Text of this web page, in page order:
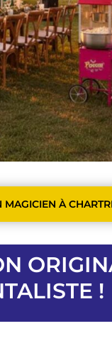
MAGICIEN À
!